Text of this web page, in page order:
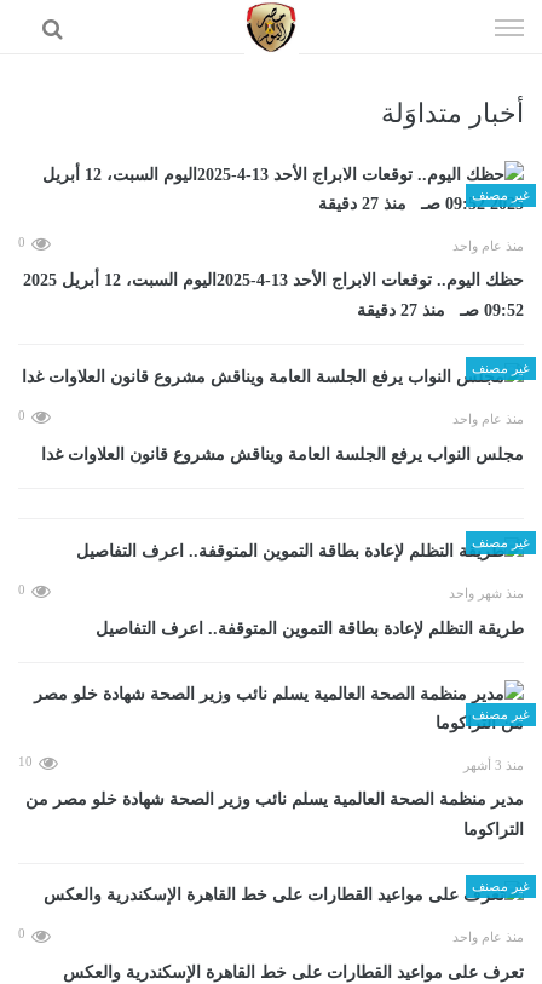
الى
أخبار متداوَلة
غير مصنف
منذ عام واحد 0
حظك اليوم.. توقعات الابراج الأحد 13-4-2025اليوم السبت، 12 أبريل 2025
09:52 صـ منذ 27 دقيقة
غير مصنف
منذ عام واحد 0
مجلس النواب يرفع الجلسة العامة ويناقش مشروع قانون العلاوات غدا
غير مصنف
منذ شهر واحد 0
طريقة التظلم لإعادة بطاقة التموين المتوقفة.. اعرف التفاصيل
غير مصنف
منذ 3 أشهر 10
مدير منظمة الصحة العالمية يسلم نائب وزير الصحة شهادة خلو مصر من
التراكوما
غير مصنف
منذ عام واحد 0
تعرف على مواعيد القطارات على خط القاهرة الإسكندرية والعكس